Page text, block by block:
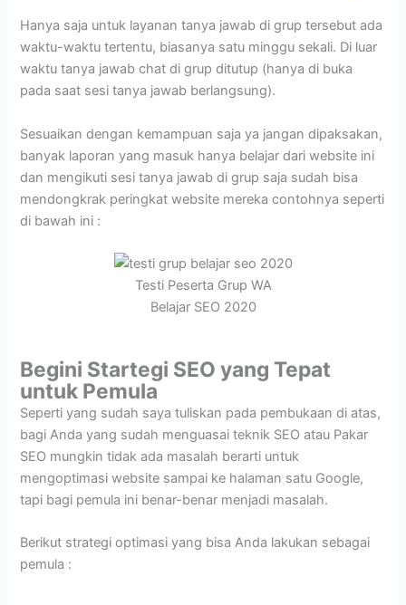
Hanya saja untuk layanan tanya jawab di grup tersebut ada
waktu-waktu tertentu, biasanya satu minggu sekali. Di luar
waktu tanya jawab chat di grup ditutup (hanya di buka
pada saat sesi tanya jawab berlangsung).
Sesuaikan dengan kemampuan saja ya jangan dipaksakan,
banyak laporan yang masuk hanya belajar dari website ini
dan mengikuti sesi tanya jawab di grup saja sudah bisa
mendongkrak peringkat website mereka contohnya seperti
di bawah ini :
Testi Peserta Grup WA
Belajar SEO 2020
Begini Startegi SEO yang Tepat
untuk Pemula
Seperti yang sudah saya tuliskan pada pembukaan di atas,
bagi Anda yang sudah menguasai teknik SEO atau Pakar
SEO mungkin tidak ada masalah berarti untuk
mengoptimasi website sampai ke halaman satu Google,
tapi bagi pemula ini benar-benar menjadi masalah.
Berikut strategi optimasi yang bisa Anda lakukan sebagai
pemula :